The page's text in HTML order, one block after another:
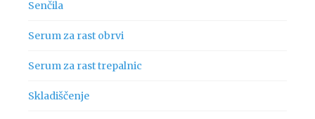
Senčila
Serum za rast obrvi
Serum za rast trepalnic
Skladiščenje